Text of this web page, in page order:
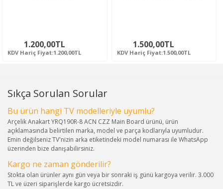
1.200,00TL
KDV Hariç Fiyat:1.200,00TL
1.500,00TL
KDV Hariç Fiyat:1.500,00TL
Sıkça Sorulan Sorular
Bu ürün hangi TV modelleriyle uyumlu?
Arçelik Anakart YRQ190R-8 ACN CZZ Main Board ürünü, ürün
açıklamasında belirtilen marka, model ve parça kodlarıyla uyumludur.
Emin değilseniz TV'nizin arka etiketindeki model numarası ile WhatsApp
üzerinden bize danışabilirsiniz.
Kargo ne zaman gönderilir?
Stokta olan ürünler aynı gün veya bir sonraki iş günü kargoya verilir. 3.000
TL ve üzeri siparişlerde kargo ücretsizdir.